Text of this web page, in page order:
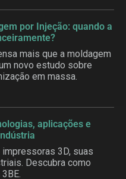
por Injeção: quando a
mais que a moldagem
novo estudo sobre
em massa.
aplicações e
3D, suas
Descubra como